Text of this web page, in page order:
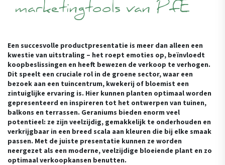
marketingtools van PfE
Een succesvolle productpresentatie is meer dan alleen een
kwestie van uitstraling – het roept emoties op, beïnvloedt
koopbeslissingen en heeft bewezen de verkoop te verhogen.
Dit speelt een cruciale rol in de groene sector, waar een
bezoek aan een tuincentrum, kwekerij of bloemist een
zintuiglijke ervaring is. Hier kunnen planten optimaal worden
gepresenteerd en inspireren tot het ontwerpen van tuinen,
balkons en terrassen. Geraniums bieden enorm veel
potentieel: ze zijn veelzijdig, gemakkelijk te onderhouden en
verkrijgbaar in een breed scala aan kleuren die bij elke smaak
passen. Met de juiste presentatie kunnen ze worden
neergezet als een moderne, veelzijdige bloeiende plant en zo
optimaal verkoopkansen benutten.